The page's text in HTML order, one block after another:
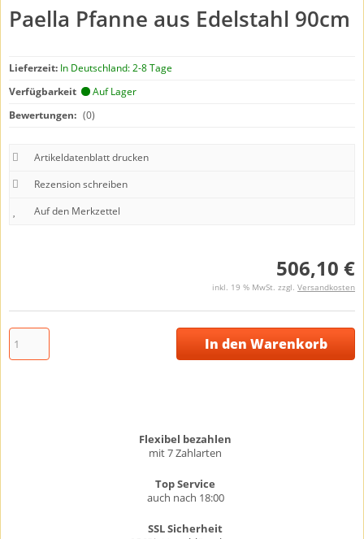
Paella Pfanne aus Edelstahl 90cm
Lieferzeit: In Deutschland: 2-8 Tage
Verfügbarkeit
Auf Lager
Bewertungen: (0)
Artikeldatenblatt drucken
Rezension schreiben
506,10 €
inkl. 19 % MwSt. zzgl. Versandkosten
In den Warenkorb
Flexibel bezahlen
mit 7 Zahlarten
Top Service
auch nach 18:00
SSL Sicherheit